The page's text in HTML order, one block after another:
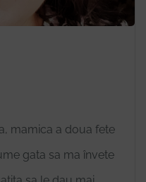
mamica a doua fete
gata sa ma învete